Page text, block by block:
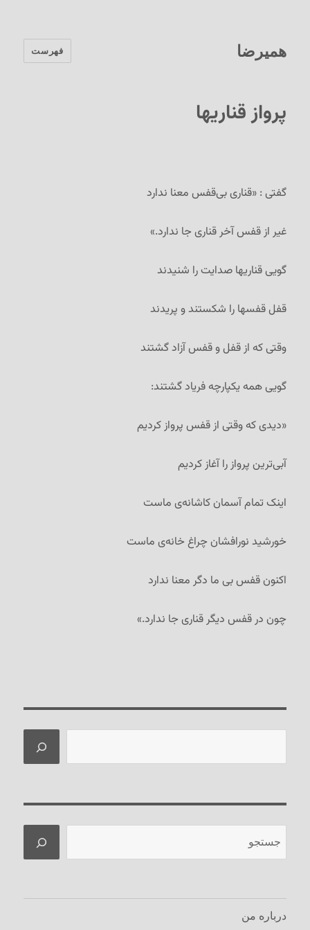
همیرضا فهرست
پرواز قناریها
گفتی : «قناری بی‌قفس معنا ندارد
غیر از قفس آخر قناری جا ندارد.»
گویی قناریها صدایت را شنیدند
قفل قفسها را شکستند و پریدند
وقتی که از قفل و قفس آزاد گشتند
گویی همه یکپارچه فریاد گشتند:
«دیدی که وقتی از قفس پرواز کردیم
آبی‌ترین پرواز را آغاز کردیم
اینک تمام آسمان کاشانه‌ی ماست
خورشید نورافشان چراغ خانه‌ی ماست
اکنون قفس بی ما دگر معنا ندارد
چون در قفس دیگر قناری جا ندارد.»
درباره من